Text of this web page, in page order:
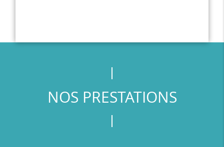
NOS PRESTATIONS